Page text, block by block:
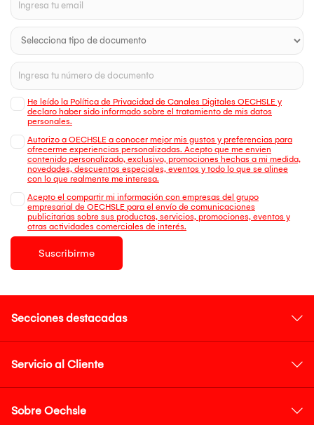
He leído la Política de Privacidad de Canales Digitales OECHSLE y
declaro haber sido informado sobre el tratamiento de mis datos
personales.
Autorizo a OECHSLE a conocer mejor mis gustos y preferencias para
ofrecerme experiencias personalizadas. Acepto que me envien
contenido personalizado, exclusivo, promociones hechas a mi medida,
novedades, descuentos especiales, eventos y todo lo que se alinee
con lo que realmente me interesa.
Acepto el compartir mi información con empresas del grupo
empresarial de OECHSLE para el envío de comunicaciones
publicitarias sobre sus productos, servicios, promociones, eventos y
otras actividades comerciales de interés.
Suscribirme
Secciones destacadas
Servicio al Cliente
Sobre Oechsle